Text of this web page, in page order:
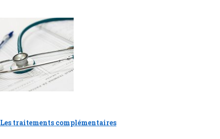
Les traitements complémentaires